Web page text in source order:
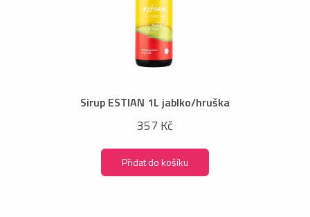
Sirup ESTIAN 1L jablko/hruška
357 Kč
Přidat do košíku